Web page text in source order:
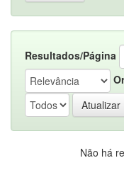
Resultados/Página
Não há